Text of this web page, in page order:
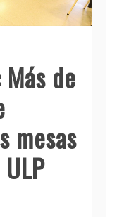
Más de
mesas